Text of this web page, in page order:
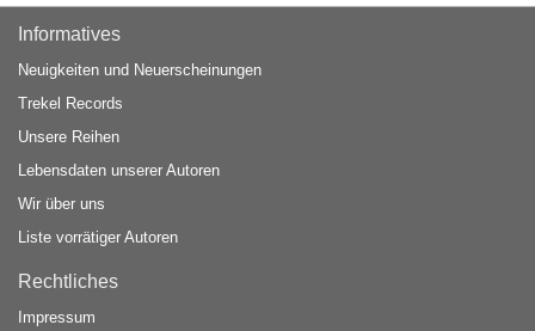
Informatives
Neuigkeiten und Neuerscheinungen
Trekel Records
Unsere Reihen
Lebensdaten unserer Autoren
Wir über uns
Liste vorrätiger Autoren
Rechtliches
Impressum